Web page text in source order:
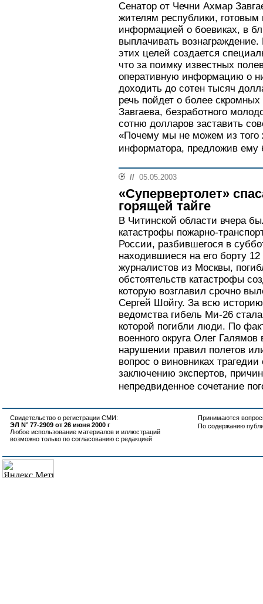
Сенатор от Чечни Ахмар
жителям республики,
информацией о боевиках, в
выплачивать
этих целей создается
что за поимку известных
оперативную информацию о
доходить до сотен тысяч
речь пойдет о более
Завгаева, безработного
сотню долларов заставить
«Почему мы не можем из того
информатора, предложив ему
// 05.05.2003
«Супервертолет»
горящей тайге
В Читинской области вчера
катастрофы пожарно-
России, разбившегося в
находившиеся на его борту
журналистов из Москвы,
обстоятельств катастрофы
которую возглавил срочно
Сергей Шойгу. За всю
ведомства гибель Ми-26
которой погибли люди. По
военного округа Олег
нарушении правил полетов
вопрос о виновниках
заключению экспертов,
непредвиденное сочетание
Свидетельство о регистрации СМИ:
ЭЛ N° 77-2909 от 26 июня 2000 г
Любое использование материалов и иллюстраций
возможно только по согласованию с редакцией
Принимаются
По содержанию